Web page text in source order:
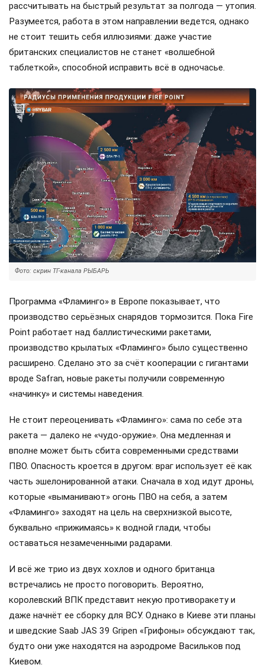
рассчитывать на быстрый результат за полгода — утопия.
Разумеется, работа в этом направлении ведется, однако
не стоит тешить себя иллюзиями: даже участие
британских специалистов не станет «волшебной
таблеткой», способной исправить всё в одночасье.
Фото: скрин ТГ-канала РЫБАРЬ
Программа «Фламинго» в Европе показывает, что
производство серьёзных снарядов тормозится. Пока Fire
Point работает над баллистическими ракетами,
производство крылатых «Фламинго» было существенно
расширено. Сделано это за счёт кооперации с гигантами
вроде Safran, новые ракеты получили современную
«начинку» и системы наведения.
Не стоит переоценивать «Фламинго»: сама по себе эта
ракета — далеко не «чудо-оружие». Она медленная и
вполне может быть сбита современными средствами
ПВО. Опасность кроется в другом: враг использует её как
часть эшелонированной атаки. Сначала в ход идут дроны,
которые «выманивают» огонь ПВО на себя, а затем
«Фламинго» заходят на цель на сверхнизкой высоте,
буквально «прижимаясь» к водной глади, чтобы
оставаться незамеченными радарами.
И всё же трио из двух хохлов и одного британца
встречались не просто поговорить. Вероятно,
королевский ВПК представит некую противоракету и
даже начнёт ее сборку для ВСУ. Однако в Киеве эти планы
и шведские Saab JAS 39 Gripen «Грифоны» обсуждают так,
будто они уже находятся на аэродроме Васильков под
Киевом.